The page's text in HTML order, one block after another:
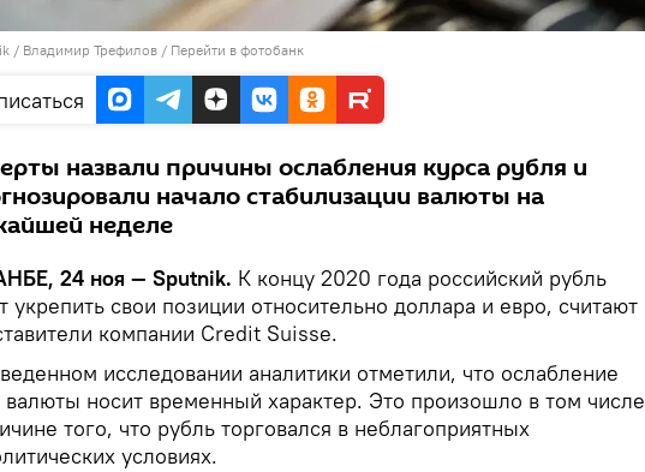
/ Владимир Трефилов / Перейти в фотобанк
назвали причины ослабления курса рубля и
начало стабилизации валюты на
неделе
24 ноя — Sputnik. К концу 2020 года российский рубль
укрепить свои позиции относительно доллара и евро, считают
компании Credit Suisse.
исследовании аналитики отметили, что ослабление
валюты носит временный характер. Это произошло в том числе
того, что рубль торговался в неблагоприятных
условиях.